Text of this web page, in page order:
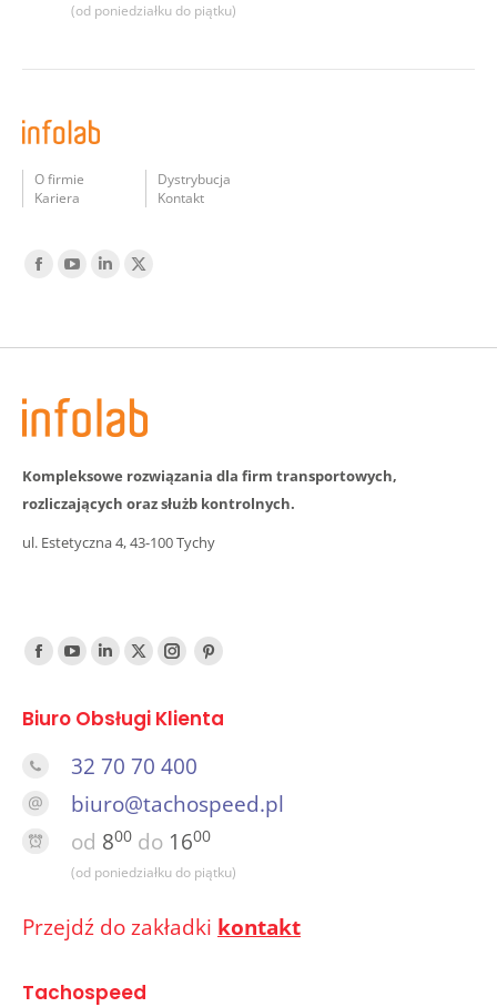
(od poniedziałku do piątku)
O firmie
Kariera
Dystrybucja
Kontakt
Find us on:
Facebook
LinkedTwitter
Kompleksowe rozwiązania dla firm transportowych,
rozliczających oraz służb kontrolnych.
ul. Estetyczna 4, 43-100 Tychy
Find us on:
FacebookYouTube
LinkedTwitterInstagramPinterest
Biuro Obsługi Klienta
32 70 70 400
biuro@tachospeed.pl
od 800 do 1600
(od poniedziałku do piątku)
Przejdź do zakładki kontakt
Tachospeed